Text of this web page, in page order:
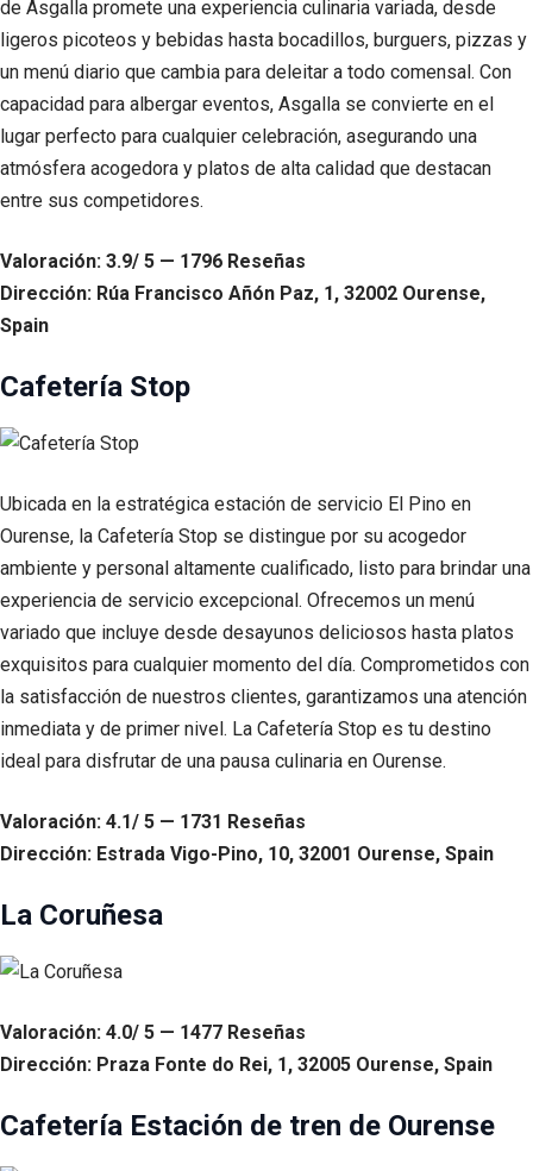
de Asgalla promete una experiencia culinaria variada, desde
ligeros picoteos y bebidas hasta bocadillos, burguers, pizzas y
un menú diario que cambia para deleitar a todo comensal. Con
capacidad para albergar eventos, Asgalla se convierte en el
lugar perfecto para cualquier celebración, asegurando una
atmósfera acogedora y platos de alta calidad que destacan
entre sus competidores.
Valoración: 3.9/ 5 — 1796 Reseñas
Dirección: Rúa Francisco Añón Paz, 1, 32002 Ourense,
Spain
Cafetería Stop
Ubicada en la estratégica estación de servicio El Pino en
Ourense, la Cafetería Stop se distingue por su acogedor
ambiente y personal altamente cualificado, listo para brindar una
experiencia de servicio excepcional. Ofrecemos un menú
variado que incluye desde desayunos deliciosos hasta platos
exquisitos para cualquier momento del día. Comprometidos con
la satisfacción de nuestros clientes, garantizamos una atención
inmediata y de primer nivel. La Cafetería Stop es tu destino
ideal para disfrutar de una pausa culinaria en Ourense.
Valoración: 4.1/ 5 — 1731 Reseñas
Dirección: Estrada Vigo-Pino, 10, 32001 Ourense, Spain
La Coruñesa
Valoración: 4.0/ 5 — 1477 Reseñas
Dirección: Praza Fonte do Rei, 1, 32005 Ourense, Spain
Cafetería Estación de tren de Ourense